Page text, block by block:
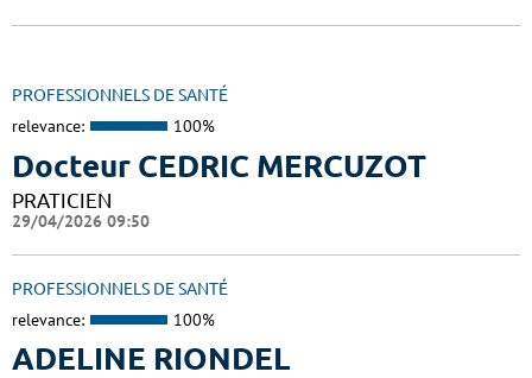
PROFESSIONNELS DE SANTÉ
relevance: 100%
Docteur CEDRIC MERCUZOT
PRATICIEN
29/04/2026 09:50
PROFESSIONNELS DE SANTÉ
relevance: 100%
ADELINE RIONDEL